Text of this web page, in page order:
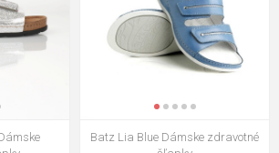
Batz Lia Blue Dámske zdravotné